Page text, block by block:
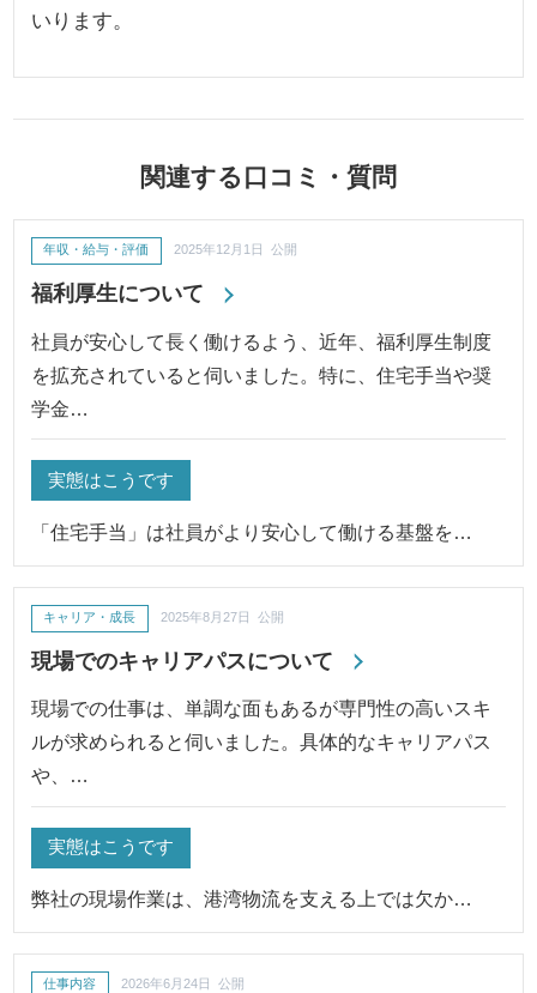
いります。
関連する口コミ・質問
福利厚生について
年収・給与・評価 2025年12月1日 公開
社員が安心して長く働けるよう、近年、福利厚生制度
を拡充されていると伺いました。特に、住宅手当や奨
学金…
実態はこうです
「住宅手当」は社員がより安心して働ける基盤を…
現場でのキャリアパスについて
キャリア・成長 2025年8月27日 公開
現場での仕事は、単調な面もあるが専門性の高いスキ
ルが求められると伺いました。具体的なキャリアパス
や、…
実態はこうです
弊社の現場作業は、港湾物流を支える上では欠か…
仕事内容 2026年6月24日 公開